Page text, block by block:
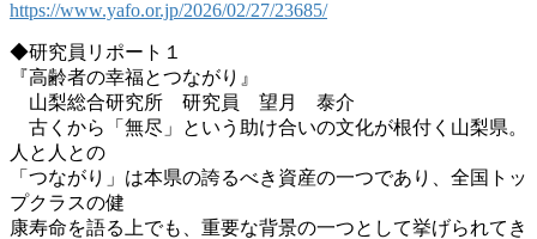
https://www.yafo.or.jp/2026/02/27/23685/
◆研究員リポート１
『高齢者の幸福とつながり』
山梨総合研究所 研究員 望月 泰介
古くから「無尽」という助け合いの文化が根付く山梨県。
人と人との
「つながり」は本県の誇るべき資産の一つであり、全国トッ
プクラスの健
康寿命を語る上でも、重要な背景の一つとして挙げられてき